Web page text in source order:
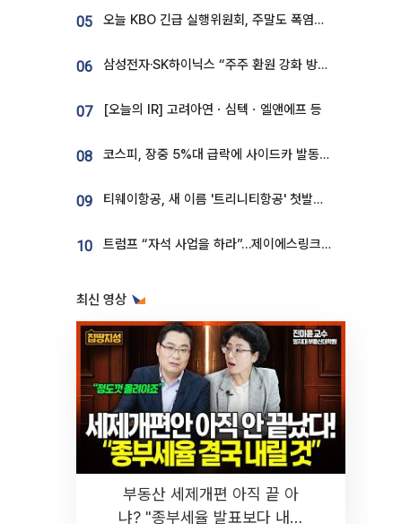
05 오늘 KBO 긴급 실행위원회, 주말도 폭염취소 될까
06 삼성전자·SK하이닉스 “주주 환원 강화 방안 마련”
07 [오늘의 IR] 고려아연ㆍ심텍ㆍ엘앤에프 등
08 코스피, 장중 5%대 급락에 사이드카 발동…삼성·SK 동반 폭락
09 티웨이항공, 새 이름 '트리니티항공' 첫발…SSC 전략 본격화
10 트럼프 “자석 사업을 하라”…제이에스링크, 비중국 영구자석 공급망 구축 속도
최신 영상
부동산 세제개편 아직 끝 아
냐? "종부세율 발표보다 내릴